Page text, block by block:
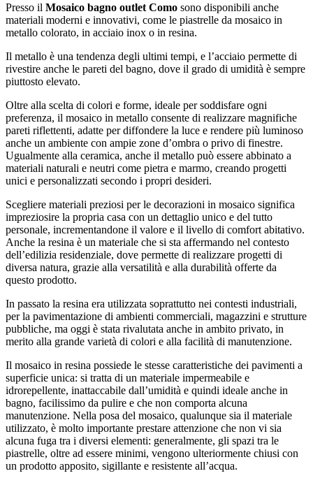
Presso il Mosaico bagno outlet Como sono disponibili anche
materiali moderni e innovativi, come le piastrelle da mosaico in
metallo colorato, in acciaio inox o in resina.
Il metallo è una tendenza degli ultimi tempi, e l’acciaio permette di
rivestire anche le pareti del bagno, dove il grado di umidità è sempre
piuttosto elevato.
Oltre alla scelta di colori e forme, ideale per soddisfare ogni
preferenza, il mosaico in metallo consente di realizzare magnifiche
pareti riflettenti, adatte per diffondere la luce e rendere più luminoso
anche un ambiente con ampie zone d’ombra o privo di finestre.
Ugualmente alla ceramica, anche il metallo può essere abbinato a
materiali naturali e neutri come pietra e marmo, creando progetti
unici e personalizzati secondo i propri desideri.
Scegliere materiali preziosi per le decorazioni in mosaico significa
impreziosire la propria casa con un dettaglio unico e del tutto
personale, incrementandone il valore e il livello di comfort abitativo.
Anche la resina è un materiale che si sta affermando nel contesto
dell’edilizia residenziale, dove permette di realizzare progetti di
diversa natura, grazie alla versatilità e alla durabilità offerte da
questo prodotto.
In passato la resina era utilizzata soprattutto nei contesti industriali,
per la pavimentazione di ambienti commerciali, magazzini e strutture
pubbliche, ma oggi è stata rivalutata anche in ambito privato, in
merito alla grande varietà di colori e alla facilità di manutenzione.
Il mosaico in resina possiede le stesse caratteristiche dei pavimenti a
superficie unica: si tratta di un materiale impermeabile e
idrorepellente, inattaccabile dall’umidità e quindi ideale anche in
bagno, facilissimo da pulire e che non comporta alcuna
manutenzione. Nella posa del mosaico, qualunque sia il materiale
utilizzato, è molto importante prestare attenzione che non vi sia
alcuna fuga tra i diversi elementi: generalmente, gli spazi tra le
piastrelle, oltre ad essere minimi, vengono ulteriormente chiusi con
un prodotto apposito, sigillante e resistente all’acqua.